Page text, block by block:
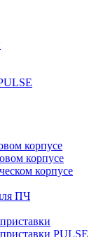
корпусе
корпусе
корпусе
ПЧ
PULSE